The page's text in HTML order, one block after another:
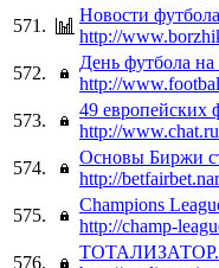
571.
Новости
http://
572.
День футбола
http://
573.
49 европейских
http://
574.
Основы Биржи
http://
575.
Champions
http://champ-
576.
ТОТАЛИЗАТОР.